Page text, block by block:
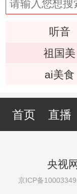
听音
祖国美
ai美食
首页 直播
央视
京ICP备